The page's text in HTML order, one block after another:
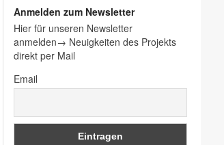
Anmelden zum Newsletter
Hier für unseren Newsletter
anmelden→ Neuigkeiten des Projekts
direkt per Mail
Email